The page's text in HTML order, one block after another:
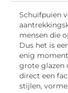
Schuifpuien
mensen die
Dus het is
enig
grote glazen
direct een
stijlen,